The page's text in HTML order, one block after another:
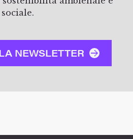
sociale.
NEWSLETTER